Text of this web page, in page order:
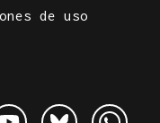
de uso